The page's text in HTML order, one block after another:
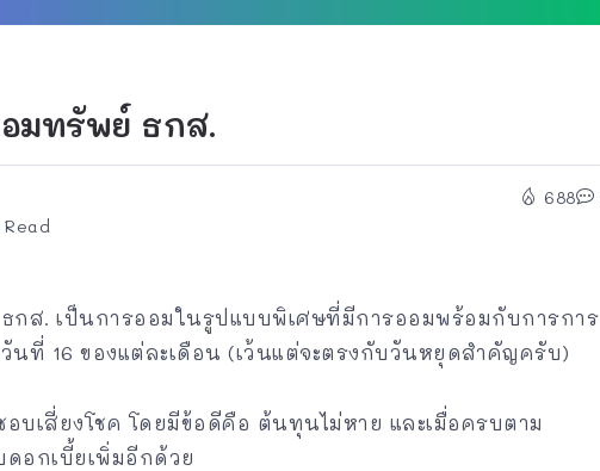
มทรัพย์ ธกส.
Read
688
ส. เป็นการออมในรูปแบบพิเศษที่มีการออมพร้อมกับการการ
ที่ 16 ของแต่ละเดือน (เว้นแต่จะตรงกับวันหยุดสำคัญครับ)
บเสี่ยงโชค โดยมีข้อดีคือ ต้นทุนไม่หาย และเมื่อครบตาม
อกเบี้ยเพิ่มอีกด้วย